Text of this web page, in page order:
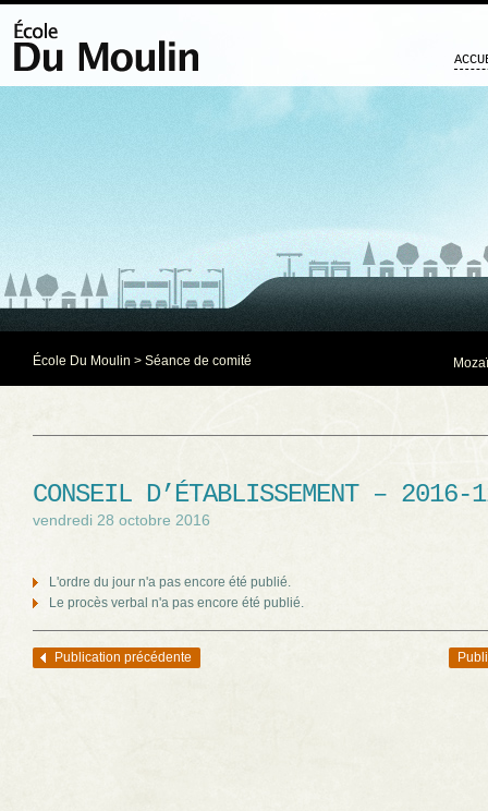
École Du Moulin > Séance de comité
CONSEIL D’ÉTABLISSEMENT – 2016-
vendredi 28 octobre 2016
L'ordre du jour n'a pas encore été publié.
Le procès verbal n'a pas encore été publié.
Navigation des articles
Publication précédente